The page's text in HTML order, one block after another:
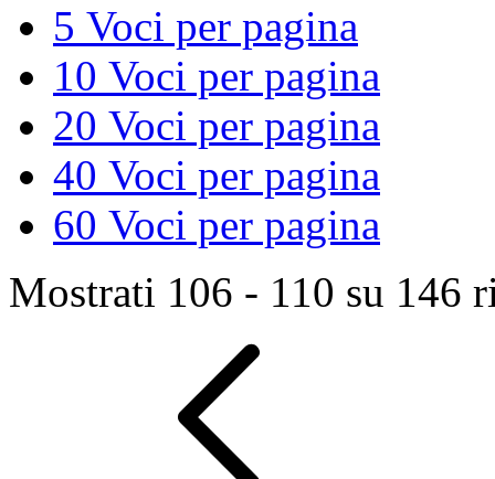
5 Voci per pagina
10 Voci per pagina
20 Voci per pagina
40 Voci per pagina
60 Voci per pagina
Mostrati 106 - 110 su 146